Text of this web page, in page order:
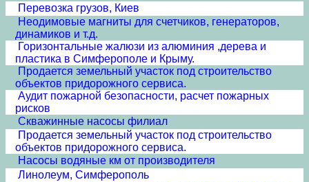
Перевозка грузов, Киев
Неодимовые магниты для счетчиков, генераторов,
динамиков и т.д.
Горизонтальные жалюзи из алюминия ,дерева и
пластика в Симферополе и Крыму.
Продается земельный участок под строительство
объектов придорожного сервиса.
Аудит пожарной безопасности, расчет пожарных
рисков
Скважинные насосы филиал
Продается земельный участок под строительство
объектов придорожного сервиса.
Насосы водяные км от производителя
Линолеум, Симферополь